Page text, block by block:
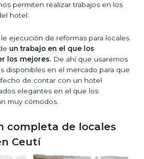
permiten realizar trabajos en los
hotel:
ejecución de reformas para locales
un trabajo en el que los
los mejores. De ahí que usaremos
disponibles en el mercado para que
de contar con un hotel
elegantes en el que los
muy cómodos.
completa de locales
Ceutí